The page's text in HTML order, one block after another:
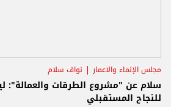
مجلس الإنماء والاعمار نواف سلام
سلام عن "مشروع الطرقات والعمالة":
للنجاح المستقبلي